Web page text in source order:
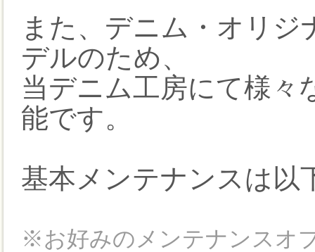
また、デニム・オリジ
デルのため、
当デニム工房にて様々
能です。
基本メンテナンスは以
※お好みのメンテナンスオ